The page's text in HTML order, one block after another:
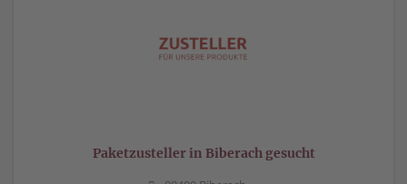
Paketzusteller in Biberach gesucht